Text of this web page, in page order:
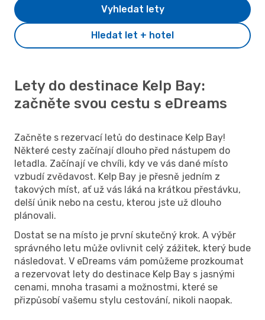
Hledat let + hotel
Vyhledat lety
Lety do destinace Kelp Bay:
začněte svou cestu s eDreams
Začněte s rezervací letů do destinace Kelp Bay!
Některé cesty začínají dlouho před nástupem do
letadla. Začínají ve chvíli, kdy ve vás dané místo
vzbudí zvědavost. Kelp Bay je přesně jedním z
takových míst, ať už vás láká na krátkou přestávku,
delší únik nebo na cestu, kterou jste už dlouho
plánovali.
Dostat se na místo je první skutečný krok. A výběr
správného letu může ovlivnit celý zážitek, který bude
následovat. V eDreams vám pomůžeme prozkoumat
a rezervovat lety do destinace Kelp Bay s jasnými
cenami, mnoha trasami a možnostmi, které se
přizpůsobí vašemu stylu cestování, nikoli naopak.